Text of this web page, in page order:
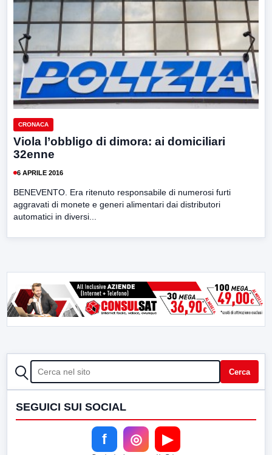
CRONACA
Viola l’obbligo di dimora: ai domiciliari
32enne
6 APRILE 2016
BENEVENTO. Era ritenuto responsabile di numerosi furti
aggravati di monete e generi alimentari dai distributori
automatici in diversi...
CERCA Cerca
SEGUICI SUI SOCIAL
f ◎ ▶